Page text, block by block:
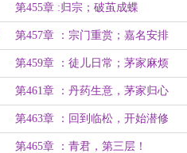
（8k8）
第455章 :归宗；破茧成蝶
第457章 ：宗门重赏；嘉名安排
（感谢姬修夕的盟主！）
第459章 ：徒儿日常；茅家麻烦
第461章 ：丹药生意，茅家归心
第463章 ：回到临松，开始潜修
第465章 ：青君，第三层！